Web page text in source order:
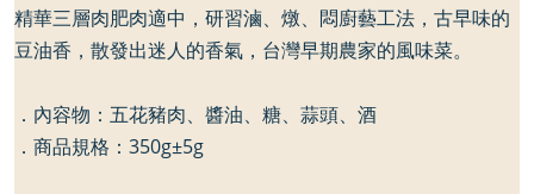
精華三層肉肥肉適中，研習滷、燉、悶廚藝工法，古早味的
豆油香，散發出迷人的香氣，台灣早期農家的風味菜。
．內容物：五花豬肉、醬油、糖、蒜頭、酒
．商品規格：350g±5g